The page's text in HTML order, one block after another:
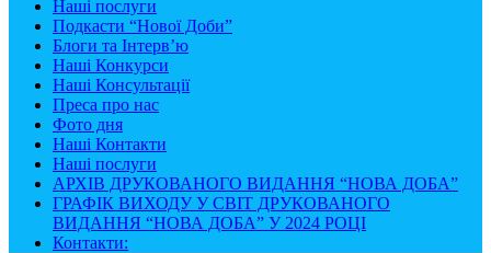
Наші послуги
Подкасти “Нової Доби”
Блоги та Інтерв’ю
Наші Конкурси
Наші Консультації
Преса про нас
Фото дня
Наші Контакти
Наші послуги
АРХІВ ДРУКОВАНОГО ВИДАННЯ “НОВА ДОБА”
ГРАФІК ВИХОДУ У СВІТ ДРУКОВАНОГО
ВИДАННЯ “НОВА ДОБА” У 2024 РОЦІ
Контакти: